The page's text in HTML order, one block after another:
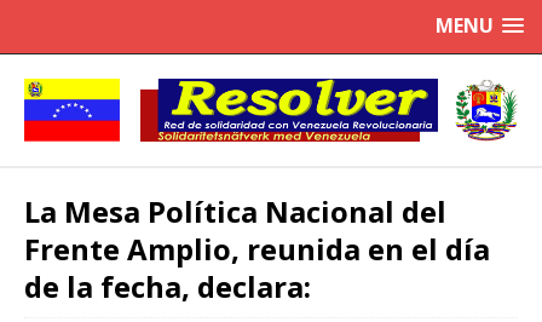
MENU
La Mesa Política Nacional del
Frente Amplio, reunida en el día
de la fecha, declara: